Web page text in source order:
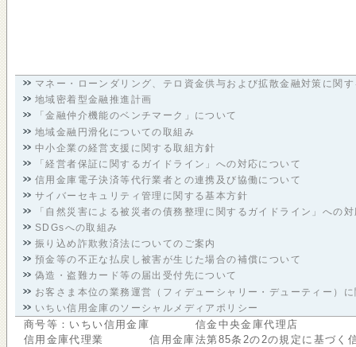
マネー・ローンダリング、テロ資金供与および拡散金融対策に関
地域密着型金融推進計画
「金融仲介機能のベンチマーク」について
地域金融円滑化についての取組み
中小企業の経営支援に関する取組方針
「経営者保証に関するガイドライン」への対応について
信用金庫電子決済等代行業者との連携及び協働について
サイバーセキュリティ管理に関する基本方針
「自然災害による被災者の債務整理に関するガイドライン」への
SDGsへの取組み
振り込め詐欺救済法についてのご案内
預金等の不正な払戻し被害が生じた場合の補償について
偽造・盗難カード等の届出受付先について
お客さま本位の業務運営（フィデューシャリー・デューティー）
いちい信用金庫のソーシャルメディアポリシー
商号等：いちい信用金庫 信金中央金庫代理店
信用金庫代理業 信用金庫法第85条2の2の規定に基づく